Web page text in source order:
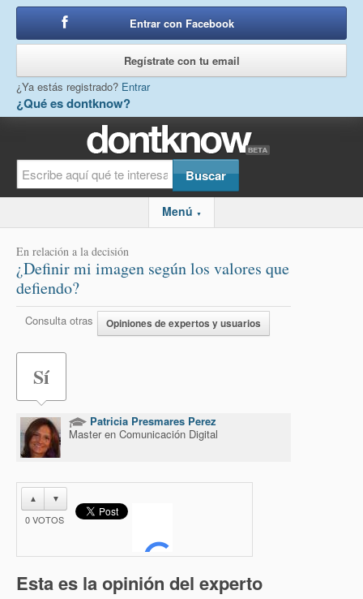
¿Qué es dontknow?
Entrar con Facebook
Regístrate con tu email
¿Ya estás registrado? Entrar
Menú ▼
En relación a la decisión
¿Definir mi imagen según los valores que
defiendo?
Consulta otras Opiniones de expertos y usuarios
Sí
Patricia Presmares Perez
Master en Comunicación Digital
▲ ▼
0VOTOS
Esta es la opinión del experto